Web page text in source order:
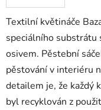
Textilní květináče
speciálního substrátu
osivem. Pěstební
pěstování v interiéru
detailem je, že každý
byl recyklován z